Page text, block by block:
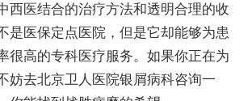
西医结合的治疗方法和透明合理的收
是医保定点医院，但是它却能够为患
很高的专科医疗服务。如果你正在为
妨去北京卫人医院银屑病科咨询一